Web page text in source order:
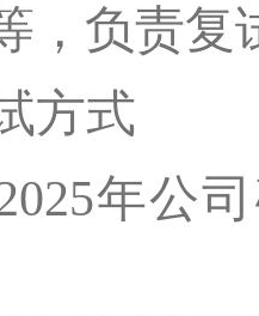
，负责复
方式
年公